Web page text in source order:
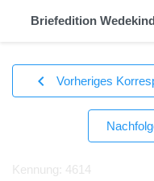
Briefedition Wedekind
chevron_left Vorheriges
Kennung: 4614